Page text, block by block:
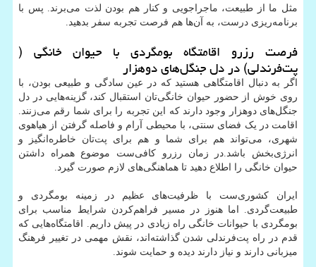
مثل ما از طبیعت، ماجراجویی و کنار هم بودن لذت می‌برند. پس با
برنامه‌ریزی درست، به آن‌ها هم فرصت تجربه سفر بدهید.
فرصت رزرو اقامتگاه بومگردی با حیوان خانگی (
پت‌فرندلی) در دل جنگل‌های دوهزار
اگر به دنبال اقامتگاهی هستید که در عین سادگی و طبیعی بودن، با
روی خوش از حضور حیوان خانگی‌تان استقبال کند، گزینه‌هایی در دل
جنگل‌های دوهزار وجود دارند که این تجربه را برای شما رقم می‌زنند.
اقامت در یک فضای سنتی، با محیطی آرام و فاصله گرفتن از هیاهوی
شهری، می‌تواند هم برای شما و هم برای پت‌تان خاطره‌انگیز و
انرژی‌بخش باشد.در زمان رزرو کافی‌ست موضوع همراه داشتن
حیوان خانگی را اطلاع دهید تا هماهنگی‌های لازم صورت گیرد.
ایران کشوری‌ست با ظرفیت‌های عظیم در زمینه بومگردی و
طبیعت‌گردی. اما هنوز در مسیر فراهم‌کردن شرایط مناسب برای
بومگردی با حیوانات خانگی راه زیادی در پیش داریم. اقامتگاه‌هایی که
قدم در راه پت‌فرندلی شدن گذاشته‌اند، نقش مهمی در تغییر فرهنگ
میزبانی دارند و نیاز دارند دیده و حمایت شوند.